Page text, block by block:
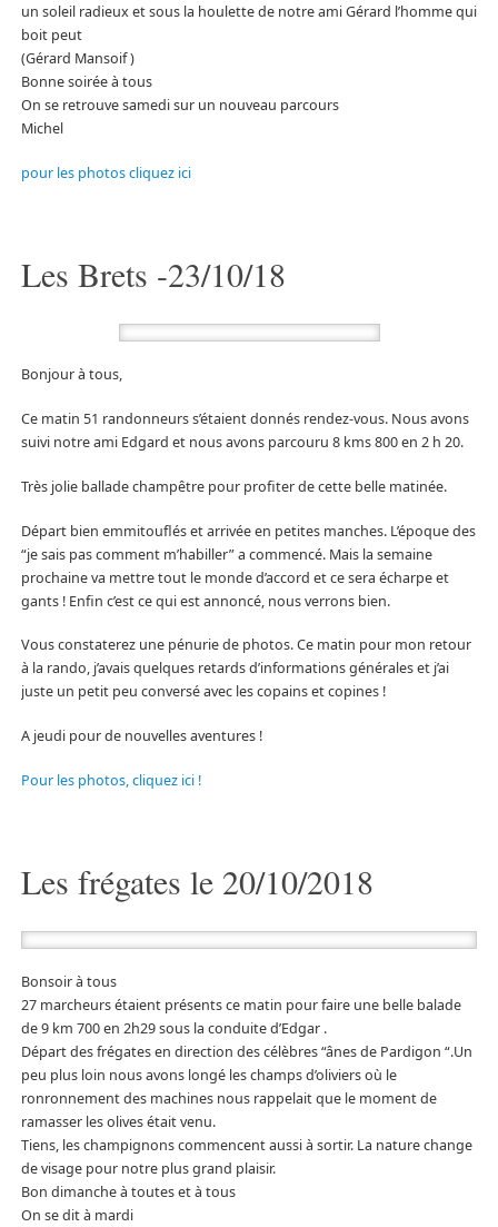
un soleil radieux et sous la houlette de notre ami Gérard l’homme qui
boit peut
(Gérard Mansoif )
Bonne soirée à tous
On se retrouve samedi sur un nouveau parcours
Michel
pour les photos cliquez ici
Les Brets -23/10/18
Bonjour à tous,
Ce matin 51 randonneurs s’étaient donnés rendez-vous. Nous avons
suivi notre ami Edgard et nous avons parcouru 8 kms 800 en 2 h 20.
Très jolie ballade champêtre pour profiter de cette belle matinée.
Départ bien emmitouflés et arrivée en petites manches. L’époque des
“je sais pas comment m’habiller” a commencé. Mais la semaine
prochaine va mettre tout le monde d’accord et ce sera écharpe et
gants ! Enfin c’est ce qui est annoncé, nous verrons bien.
Vous constaterez une pénurie de photos. Ce matin pour mon retour
à la rando, j’avais quelques retards d’informations générales et j’ai
juste un petit peu conversé avec les copains et copines !
A jeudi pour de nouvelles aventures !
Pour les photos, cliquez ici !
Les frégates le 20/10/2018
Bonsoir à tous
27 marcheurs étaient présents ce matin pour faire une belle balade
de 9 km 700 en 2h29 sous la conduite d’Edgar .
Départ des frégates en direction des célèbres “ânes de Pardigon “.Un
peu plus loin nous avons longé les champs d’oliviers où le
ronronnement des machines nous rappelait que le moment de
ramasser les olives était venu.
Tiens, les champignons commencent aussi à sortir. La nature change
de visage pour notre plus grand plaisir.
Bon dimanche à toutes et à tous
On se dit à mardi